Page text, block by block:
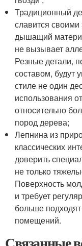
Традиционный
славится
дышащий
не вызывает
Резные детали,
составом, будут
стиле не один
использования
относительно
пород дерева;
Лепнина из
классических
доверить
не только
Поверхность
и требует
больше
помещений.